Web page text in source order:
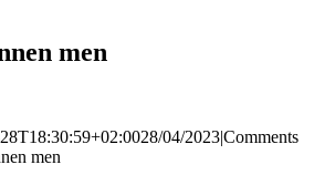
men
28/04/2023|Comments
men